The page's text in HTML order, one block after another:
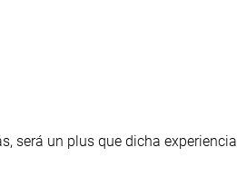
será un plus que dicha experiencia